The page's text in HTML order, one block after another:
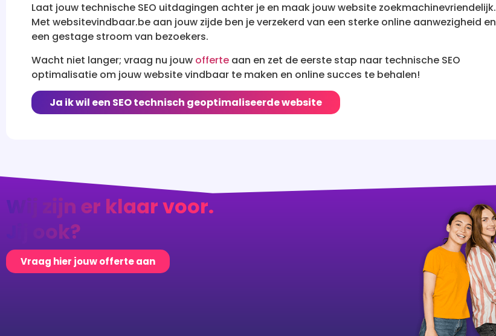
Laat jouw technische SEO uitdagingen achter je en maak jouw website zoekmachinevriendelijk.
Met websitevindbaar.be aan jouw zijde ben je verzekerd van een sterke online aanwezigheid en
een gestage stroom van bezoekers.
Wacht niet langer; vraag nu jouw offerte aan en zet de eerste stap naar technische SEO
optimalisatie om jouw website vindbaar te maken en online succes te behalen!
Ja ik wil een SEO technisch geoptimaliseerde website
Wij zijn er klaar voor.
Jij ook?
Vraag hier jouw offerte aan